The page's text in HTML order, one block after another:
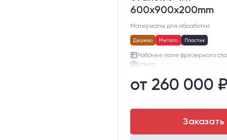
600x900x200mm
Материалы для обработки:
Дерево Металл Пластик
Рабочее поле фрезерного
Цанга:
Вид охлаждения:
Стол:
от 260 000 ₽
Заказать